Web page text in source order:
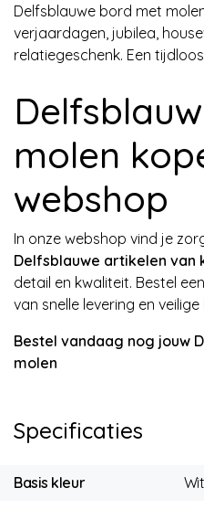
Delfsblauwe bord met
verjaardagen, jubilea,
relatiegeschenk. Een
molen
webshop
In onze webshop vind je
Delfsblauwe artikelen van
detail en kwaliteit. Bestel
van snelle levering en
Bestel vandaag nog jouw
molen
Specificaties
Basis kleur Wit